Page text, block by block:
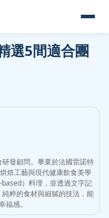
選5間適合團
發顧問。畢業於法國雷諾特
焙工藝與現代健康飲食美學
）料理，並透過文字記
粹的食材與細膩的技法，能
福感。